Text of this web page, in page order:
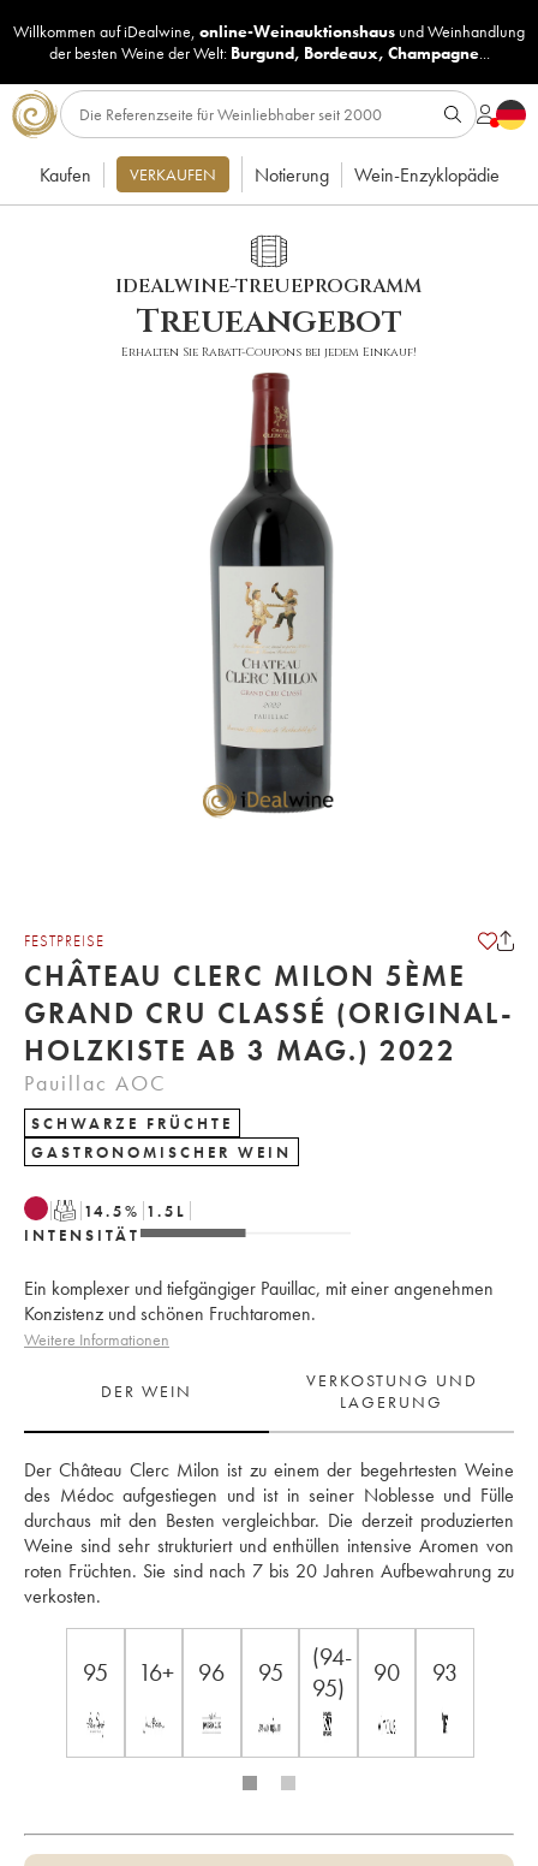
Willkommen auf iDealwine, online-Weinauktionshaus undWeinhandlung
der besten Weine der Welt: Burgund, Bordeaux, Champagne...
Kaufen VERKAUFEN Notierung Wein-Enzyklopädie
IDEALWINE-TREUEPROGRAMM
Treueangebot
Erhalten Sie Rabatt-Coupons bei jedem Einkauf!
FESTPREISE
CHÂTEAU CLERC MILON 5ÈME
GRAND CRU CLASSÉ (ORIGINAL-
HOLZKISTE AB 3 MAG.) 2022
Pauillac AOC
SCHWARZE FRÜCHTE
GASTRONOMISCHER WEIN
T 14.5% 1.5 L
INTENSITÄT
Ein komplexer und tiefgängiger Pauillac, mit einer angenehmen
Konzistenz und schönen Fruchtaromen.
Weitere Informationen
DER WEIN
VERKOSTUNG UND
LAGERUNG
Der Château Clerc Milon ist zu einem der begehrtesten Weine
des Médoc aufgestiegen und ist in seiner Noblesse und Fülle
durchaus mit den Besten vergleichbar. Die derzeit produzierten
Weine sind sehr strukturiert und enthüllen intensive Aromen von
roten Früchten. Sie sind nach 7 bis 20 Jahren Aufbewahrung zu
verkosten.
95 16+ 96 95
(94-
95)
90 93